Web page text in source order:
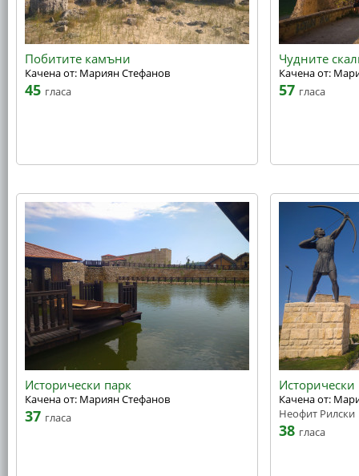
Побитите камъни
Качена от: Мариян Стефанов
45 гласа
Чудните
Качена от:
57 гласа
Исторически парк
Качена от: Мариян Стефанов
37 гласа
Исторически
Качена от:
Неофит Рилски
38 гласа